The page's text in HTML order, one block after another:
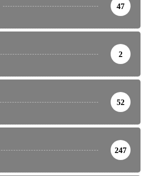
47
2
52
247